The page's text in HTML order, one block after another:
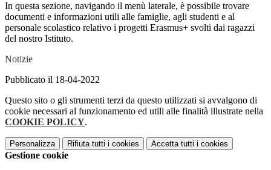
In questa sezione, navigando il menù laterale, è possibile trovare
documenti e informazioni utili alle famiglie, agli studenti e al
personale scolastico relativo i progetti Erasmus+ svolti dai ragazzi
del nostro Istituto.
Notizie
Pubblicato il 18-04-2022
Questo sito o gli strumenti terzi da questo utilizzati si avvalgono di
cookie necessari al funzionamento ed utili alle finalità illustrate nella
COOKIE POLICY.
Personalizza Rifiuta tutti i cookies Accetta tutti i cookies
Gestione cookie